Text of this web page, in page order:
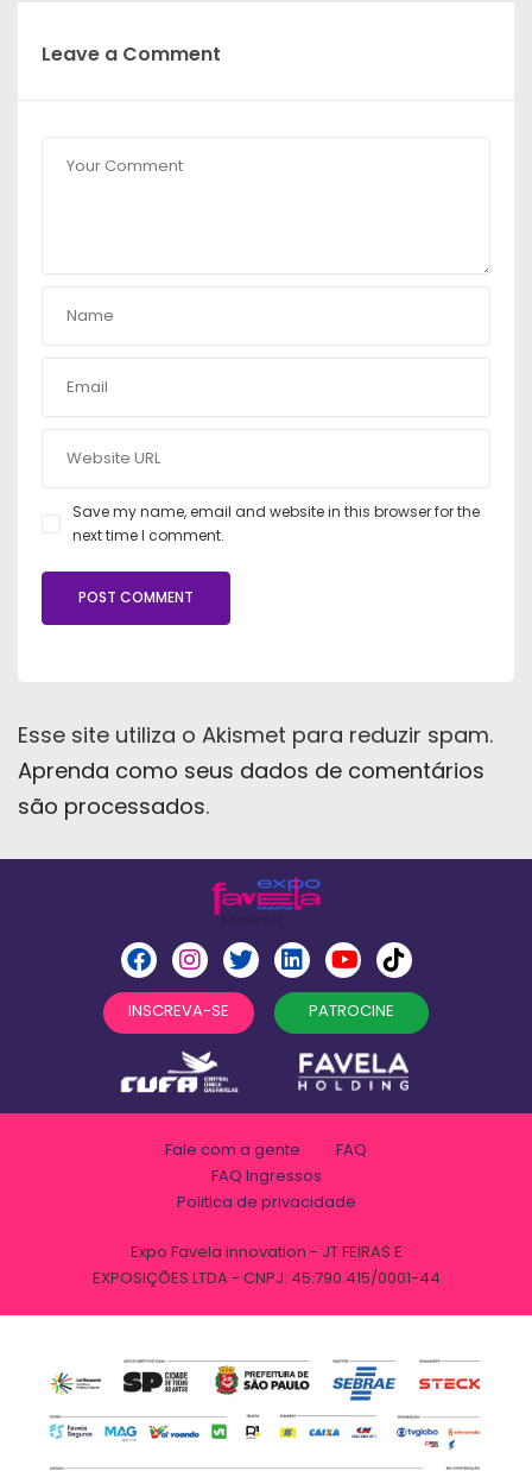
Leave a Comment
Save my name, email and website in this browser for the
next time I comment.
Esse site utiliza o Akismet para reduzir spam.
Aprenda como seus dados de comentários
são processados.
INSCREVA-SE PATROCINE
Fale com a gente
FAQ
FAQ Ingressos
Politica de privacidade
Expo Favela innovation - JT FEIRAS E
EXPOSIÇÕES LTDA - CNPJ: 45.790.415/0001-44